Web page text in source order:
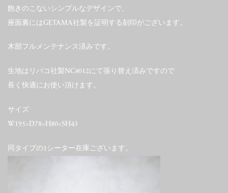
飽きのこないシンプルなデザインで、
座面裏にはGETAMA社製を証明する刻印がございます。
木部フルメンテナンス済みです。
生地はリバコ社製NC#012にて張り替え済みですので
長く快適にお使い頂けます。
サイズ
W195×D78×H80×SH43
同タイプの1シーター在庫ございます。